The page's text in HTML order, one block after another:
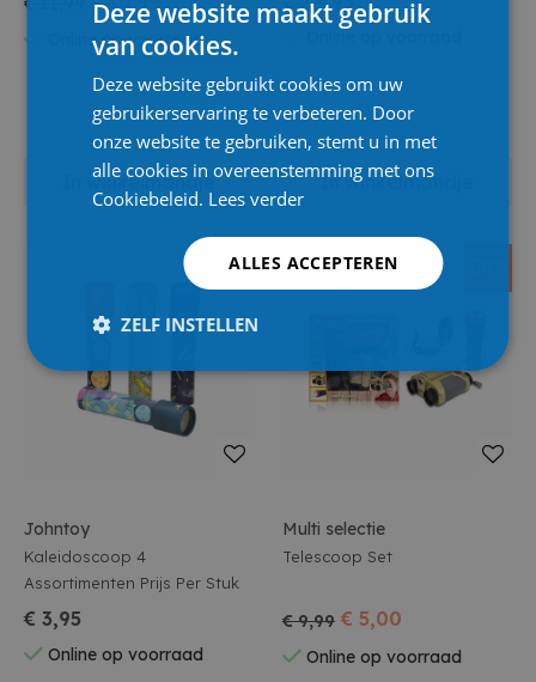
Online op voorraad
In winkelmandje In winkelmandje
Johntoy
Kaleidoscoop 4
Assortimenten Prijs Per Stuk
€ 3,95
Online op voorraad
Multi selectie
Telescoop Set
€ 9,99 € 5,00
Online op voorraad
Deze website maakt gebruik
van cookies.
Deze website gebruikt cookies om uw
gebruikerservaring te verbeteren. Door
onze website te gebruiken, stemt u in met
alle cookies in overeenstemming met ons
Cookiebeleid. Lees verder
ALLES ACCEPTEREN
ZELF INSTELLEN